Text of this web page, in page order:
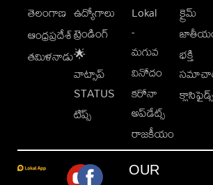
తెలంగాణ
ఆంధ్రప్రదేశ్
తమిళనాడు
ఉద్యోగాలు
ట్రెండింగ్
🌟
వాట్సాప్
STATUS
టిప్స్
Lokal
-
మగువ
వినోదం
కరోనా
అప్‌డేట్స్
రాజకీయం
క్రైమ్
భక్తి
క్లాసిఫైడ్స్
OUR